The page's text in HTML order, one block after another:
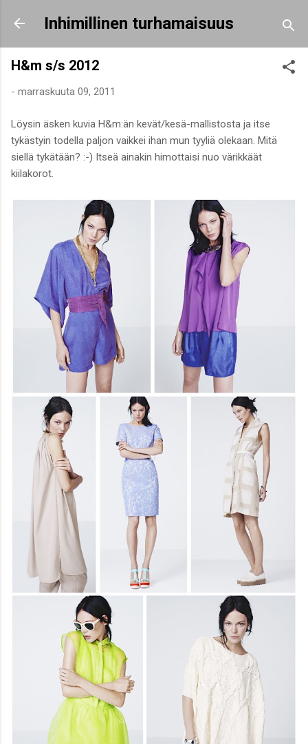
Siirry pääsisältöön
Inhimillinen turhamaisuus
H&m s/s 2012
- marraskuuta 09, 2011
Löysin äsken kuvia H&m:än kevät/kesä-mallistosta ja itse
tykästyin todella paljon vaikkei ihan mun tyyliä olekaan. Mitä
siellä tykätään? :-) Itseä ainakin himottaisi nuo värikkäät
kiilakorot.